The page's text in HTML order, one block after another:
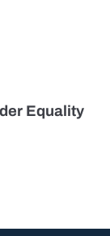
Equality